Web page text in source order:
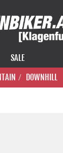
SALE
DOWNHILL